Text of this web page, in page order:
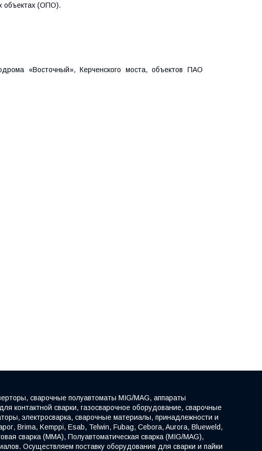
объектах (ОПО).
«Восточный», Керченского моста, объектов ПАО
сварочные полуавтоматы MIG/MAG, аппараты
контактной сварки, газосварочное оборудование, сварочные
электросварка, сварочные материалы, принадлежности и
Brima, Kemppi, Esab, Telwin, Fubag, Cebora, Aurora, Blueweld,
сварка (ММА), Полуавтоматическая сварка (MIG/MAG),
Осуществляем поставку оборудования для сварки и пайки